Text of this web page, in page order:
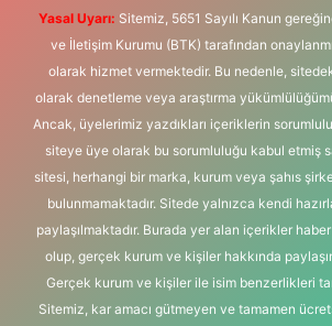
Yasal Uyarı: Sitemiz, 5651 Sayılı Kanun
ve İletişim Kurumu (BTK) tarafından
olarak hizmet vermektedir. Bu nedenle,
olarak denetleme veya araştırma
Ancak, üyelerimiz yazdıkları içeriklerin
siteye üye olarak bu sorumluluğu kabul etmiş
sitesi, herhangi bir marka, kurum veya şahıs
bulunmamaktadır. Sitede yalnızca kendi
paylaşılmaktadır. Burada yer alan içerikler
olup, gerçek kurum ve kişiler hakkında
Gerçek kurum ve kişiler ile isim benzerlikleri
Sitemiz, kar amacı gütmeyen ve tamamen